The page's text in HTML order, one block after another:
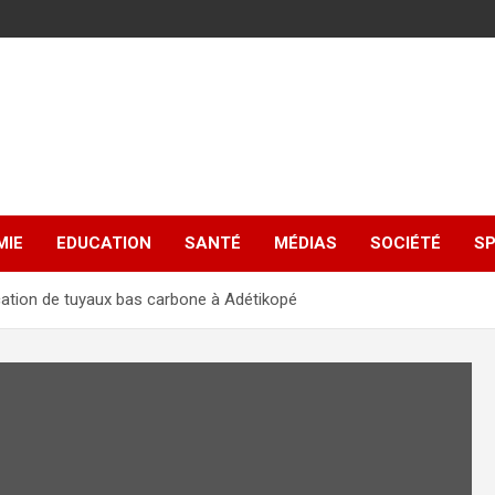
EDUCATION SANTÉ MÉDIAS SOCIÉTÉ
de tuyaux bas carbone à Adétikopé